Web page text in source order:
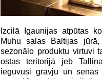
Izcilā Igaunijas atpūtas
Muhu salas Baltijas
sezonālo produktu virtuvi
ostas teritorijā jeb
ieguvusi grāvju un